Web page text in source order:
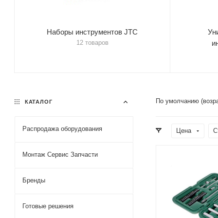
Наборы инструментов JTC
12 товаров
По умолчанию
Цена
КАТАЛОГ
Распродажа оборудования
Монтаж Сервис Запчасти
Бренды
Готовые решения